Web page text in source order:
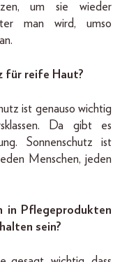
um sie wieder
man wird, umso
für reife Haut?
ist genauso wichtig
Da gibt es
Sonnenschutz ist
Menschen, jeden
in Pflegeprodukten
sein?